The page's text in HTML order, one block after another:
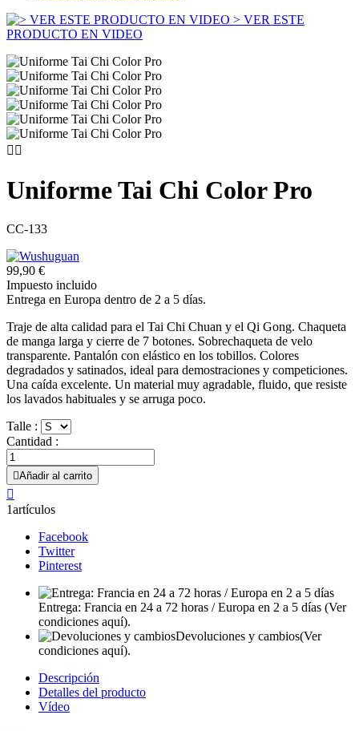
> VER ESTE
PRODUCTO EN VIDEO
 
Uniforme Tai Chi Color Pro
CC-133
99,90 €
Impuesto incluido
Entrega en Europa dentro de 2 a 5 días.
Traje de alta calidad para el Tai Chi Chuan y el Qi Gong. Chaqueta
de manga larga y cierre de 7 botones. Sobrechaqueta de velo
transparente. Pantalón con elástico en los tobillos. Colores
degradados y satinados, ideal para demostraciones y competiciones.
Una caída excelente. Un material muy agradable, fluido, que resiste
los lavados habituales y se arruga poco.
Talle :
Cantidad :
Añadir al carrito

1artículos
Facebook
Twitter
Pinterest
Entrega: Francia en 24 a 72 horas / Europa en 2 a 5 días (Ver
condiciones aquí).
Devoluciones y cambios(Ver
condiciones aquí).
Descripción
Detalles del producto
Vídeo